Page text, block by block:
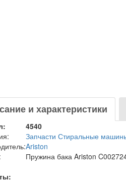
и характеристики
4540
Запчасти Стиральные
Ariston
Пружина бака Ariston